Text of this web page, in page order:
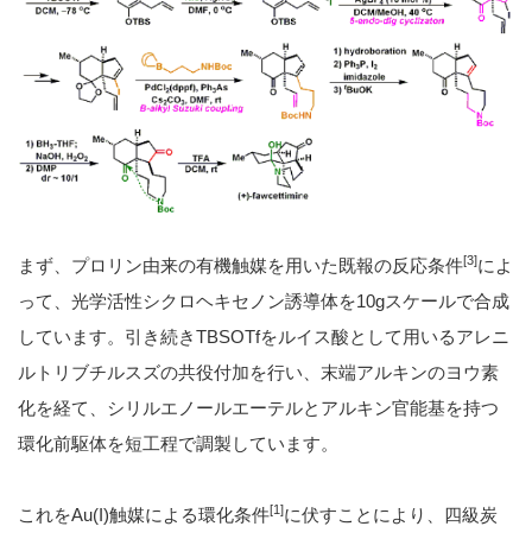
まず、プロリン由来の有機触媒を用いた既報の反応条件[3]によ
って、光学活性シクロヘキセノン誘導体を10gスケールで合成
しています。引き続きTBSOTfをルイス酸として用いるアレニ
ルトリブチルスズの共役付加を行い、末端アルキンのヨウ素
化を経て、シリルエノールエーテルとアルキン官能基を持つ
環化前駆体を短工程で調製しています。
これをAu(I)触媒による環化条件[1]に伏すことにより、四級炭